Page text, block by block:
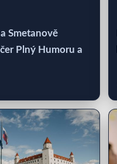
Smetanově
Plný Humoru a